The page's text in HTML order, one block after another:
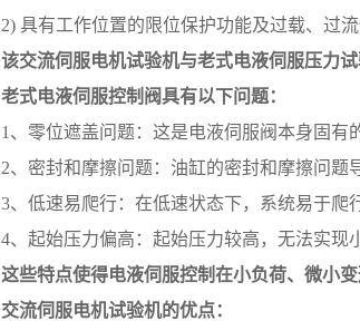
2) 具有工作位置的限位保护功能及过载、过
该交流伺服电机试验机与老式电液伺服压力
老式电液伺服控制阀具有以下问题：
1、 零位遮盖问题：这是电液伺服阀本身固有
2、 密封和摩擦问题：油缸的密封和摩擦问题
3、 低速易爬行：在低速状态下，系统易于爬
4、 起始压力偏高：起始压力较高，无法实现
这些特点使得电液伺服控制在小负荷、微小
交流伺服电机试验机的优点：